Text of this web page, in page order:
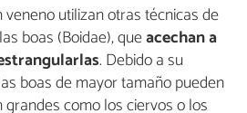
utilizan otras técnicas de
boas (Boidae), queacechan a
. Debido a su
boas de mayor tamaño pueden
como los ciervos o los